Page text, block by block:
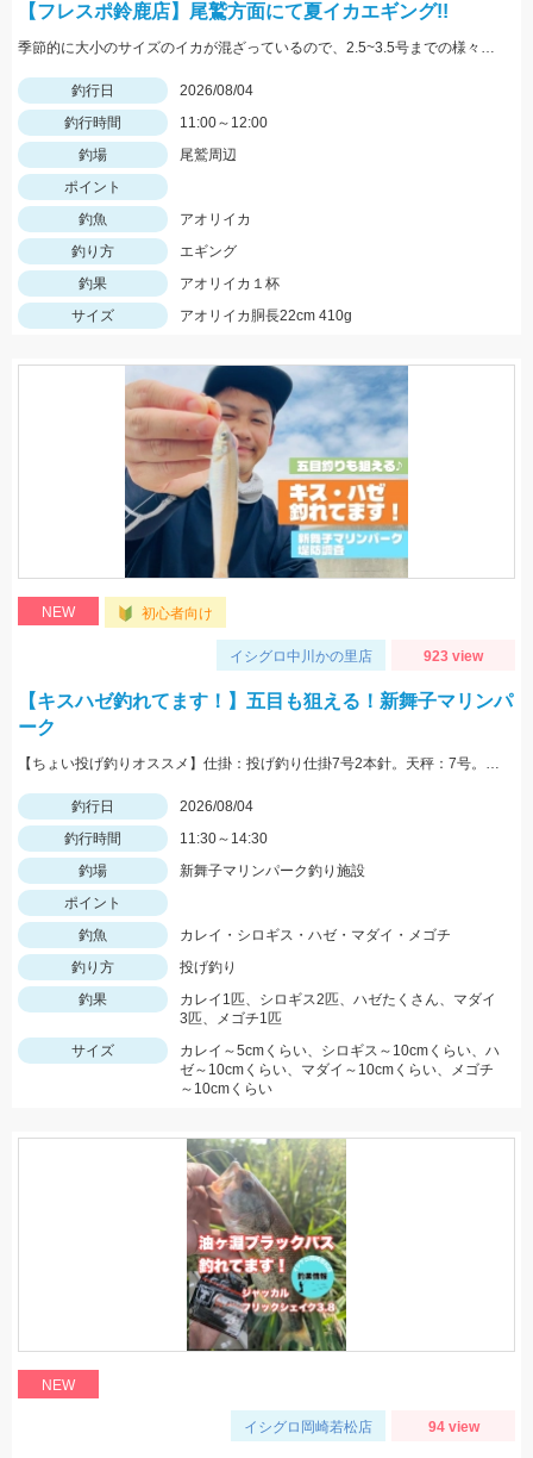
【フレスポ鈴鹿店】尾鷲方面にて夏イカエギング!!
季節的に大小のサイズのイカが混ざっているので、2.5~3.5号までの様々なサイズを持っていきましょう!!
釣行日
2026/08/04
釣行時間
11:00～12:00
釣場
尾鷲周辺
ポイント
釣魚
アオリイカ
釣り方
エギング
釣果
アオリイカ１杯
サイズ
アオリイカ胴長22cm 410g
NEW 初心者向け
イシグロ中川かの里店 923 view
【キスハゼ釣れてます！】五目も狙える！新舞子マリンパ
ーク
【ちょい投げ釣りオススメ】仕掛：投げ釣り仕掛7号2本針。天秤：7号。エサ：石ゴカイorゴールドイソメ。誘い方：サビいて止めての繰り返し。
釣行日
2026/08/04
釣行時間
11:30～14:30
釣場
新舞子マリンパーク釣り施設
ポイント
釣魚
カレイ・シロギス・ハゼ・マダイ・メゴチ
釣り方
投げ釣り
釣果
カレイ1匹、シロギス2匹、ハゼたくさん、マダイ
3匹、メゴチ1匹
サイズ
カレイ～5cmくらい、シロギス～10cmくらい、ハ
ゼ～10cmくらい、マダイ～10cmくらい、メゴチ
～10cmくらい
NEW
イシグロ岡崎若松店 94 view